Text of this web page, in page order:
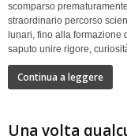
scomparso
straordinario percorso
lunari, fino alla formazione
saputo unire rigore,
Continua a leggere
Una volta